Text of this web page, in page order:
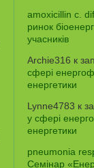
amoxicillin c.
ринок
учасників
Archie316 к
сфері
енергетики
Lynne4783 к
у сфері
енергетики
pneumonia
Семінар